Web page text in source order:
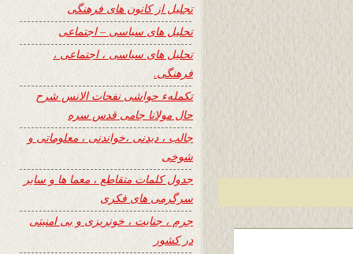
تجلیل از کانون های فرهنگی
تحلیل های سیاسی – اجتماعی
تحلیل های سیاسی ، اجتماعی ،
فرهنگی.
تکملهء حواشی نفحات الانس شرح
حال مولانا جامی قدس سره
جالب ، دیدنی ،خواندنی ، معلوماتی و
شوخی
جدول کلمات متقاطع ، معما ها و سایر
سرگرمی های فکری
جرم ، جنایت ، خونریزی و بی امنیتی
در کشور